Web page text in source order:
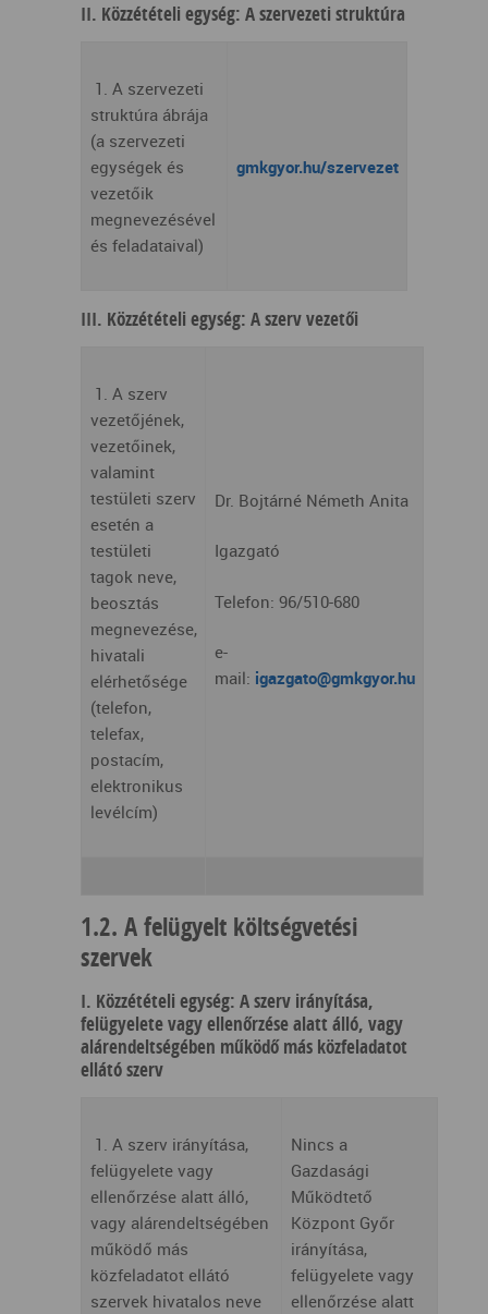
II. Közzétételi egység: A szervezeti struktúra
1. A szervezeti
struktúra ábrája
(a szervezeti
egységek és
vezetőik
megnevezésével
és feladataival)
gmkgyor.hu/szervezet
III. Közzétételi egység: A szerv vezetői
1. A szerv
vezetőjének,
vezetőinek,
valamint
testületi szerv
esetén a
testületi
tagok neve,
beosztás
megnevezése,
hivatali
elérhetősége
(telefon,
telefax,
postacím,
elektronikus
levélcím)
Dr. Bojtárné Németh Anita
Igazgató
Telefon: 96/510-680
e-
mail: igazgato@gmkgyor.hu
1.2. A felügyelt költségvetési
szervek
I. Közzétételi egység: A szerv irányítása,
felügyelete vagy ellenőrzése alatt álló, vagy
alárendeltségében működő más közfeladatot
ellátó szerv
1. A szerv irányítása,
felügyelete vagy
ellenőrzése alatt álló,
vagy alárendeltségében
működő más
közfeladatot ellátó
szervek hivatalos neve
Nincs a
Gazdasági
Működtető
Központ Győr
irányítása,
felügyelete vagy
ellenőrzése alatt